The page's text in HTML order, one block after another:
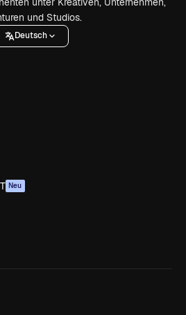
und Studios.
Deutsch
Neu